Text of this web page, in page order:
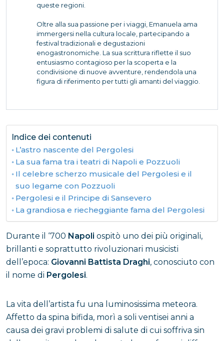
queste regioni.
Oltre alla sua passione per i viaggi, Emanuela ama
immergersi nella cultura locale, partecipando a
festival tradizionali e degustazioni
enogastronomiche. La sua scrittura riflette il suo
entusiasmo contagioso per la scoperta e la
condivisione di nuove avventure, rendendola una
figura di riferimento per tutti gli amanti del viaggio.
Indice dei contenuti
L’astro nascente del Pergolesi
La sua fama tra i teatri di Napoli e Pozzuoli
Il celebre scherzo musicale del Pergolesi e il
suo legame con Pozzuoli
Pergolesi e il Principe di Sansevero
La grandiosa e riecheggiante fama del Pergolesi
Durante il ‘700 Napoli ospitò uno dei più originali,
brillanti e soprattutto rivoluzionari musicisti
dell’epoca: Giovanni Battista Draghi, conosciuto con
il nome di Pergolesi.
La vita dell’artista fu una luminosissima meteora.
Affetto da spina bifida, morì a soli ventisei anni a
causa dei gravi problemi di salute di cui soffriva sin